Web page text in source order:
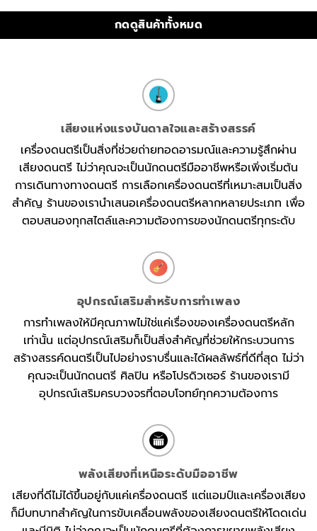
กดดูสินค้าทั้งหมด
เสียงแห่งแรงบันดาลใจและสร้างสรรค์
เครื่องดนตรีเป็นสิ่งที่ช่วยถ่ายทอดอารมณ์และความรู้สึกผ่าน
เสียงดนตรี ไม่ว่าคุณจะเป็นนักดนตรีมืออาชีพหรือเพิ่งเริ่มต้น
การเดินทางทางดนตรี การเลือกเครื่องดนตรีที่เหมาะสมเป็นสิ่ง
สำคัญ ร้านของเรานำเสนอเครื่องดนตรีหลากหลายประเภท เพื่อ
ตอบสนองทุกสไตล์และความต้องการของนักดนตรีทุกระดับ
อุปกรณ์เสริมสำหรับการทำเพลง
การทำเพลงให้มีคุณภาพไม่ใช่แค่เรื่องของเครื่องดนตรีหลัก
เท่านั้น แต่อุปกรณ์เสริมก็เป็นสิ่งสำคัญที่ช่วยให้กระบวนการ
สร้างสรรค์ดนตรีเป็นไปอย่างราบรื่นและได้ผลลัพธ์ที่ดีที่สุด ไม่ว่า
คุณจะเป็นนักดนตรี ศิลปิน หรือโปรดิวเซอร์ ร้านของเรามี
อุปกรณ์เสริมครบวงจรที่ตอบโจทย์ทุกความต้องการ
พลังเสียงที่เหนือระดับมืออาชีพ
เสียงที่ดีไม่ได้ขึ้นอยู่กับแค่เครื่องดนตรี แต่แอมป์และเครื่องเสียง
ก็มีบทบาทสำคัญในการขับเคลื่อนพลังของเสียงดนตรีให้โดดเด่น